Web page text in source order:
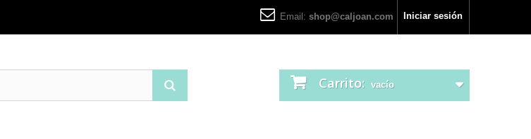
Iniciar sesión
Email: shop@caljoan.com
Carrito: vacío